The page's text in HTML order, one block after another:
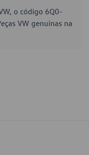
o código 6Q0-
VW genuínas na